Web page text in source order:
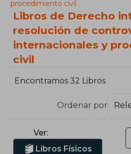
procedimiento civil
Libros de Derecho
resolución de
internacionales y
civil
Encontramos 32 Libros
Ordenar por
Ver:
Libros Físicos